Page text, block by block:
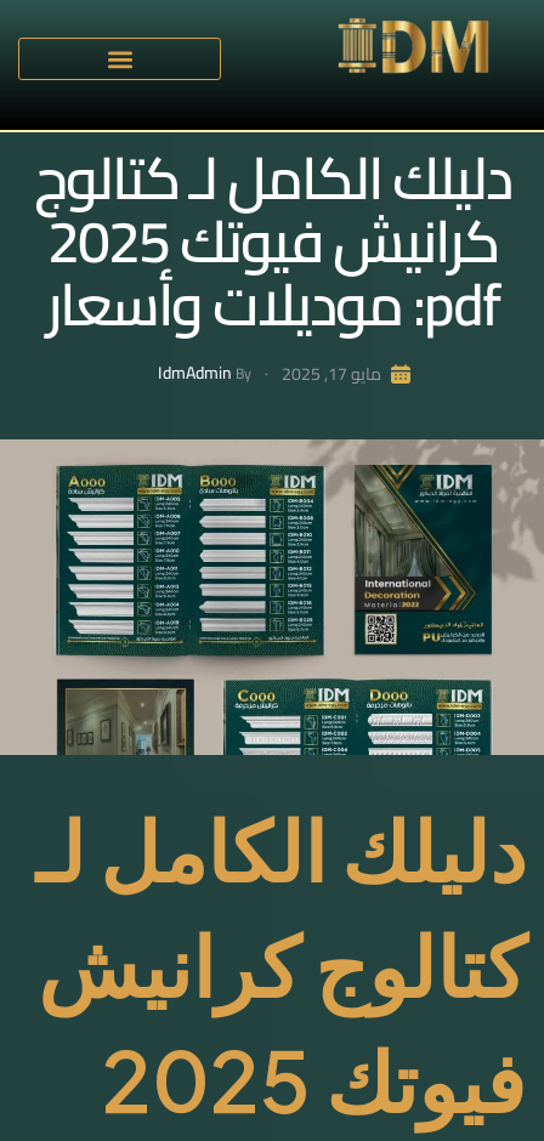
دليلك الكامل لـ كتالوج
كرانيش فيوتك 2025
pdf: موديلات وأسعار
مايو 17, 2025 By
IdmAdmin
دليلك الكامل لـ
كتالوج كرانيش
فيوتك 2025